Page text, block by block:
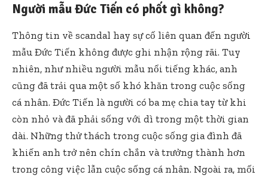
Người mẫu Đức Tiến có phốt gì không?
Thông tin về scandal hay sự cố liên quan đến người
mẫu Đức Tiến không được ghi nhận rộng rãi. Tuy
nhiên, như nhiều người mẫu nổi tiếng khác, anh
cũng đã trải qua một số khó khăn trong cuộc sống
cá nhân. Đức Tiến là người có ba mẹ chia tay từ khi
còn nhỏ và đã phải sống với dì trong một thời gian
dài. Những thử thách trong cuộc sống gia đình đã
khiến anh trở nên chín chắn và trưởng thành hơn
trong công việc lẫn cuộc sống cá nhân. Ngoài ra, mối